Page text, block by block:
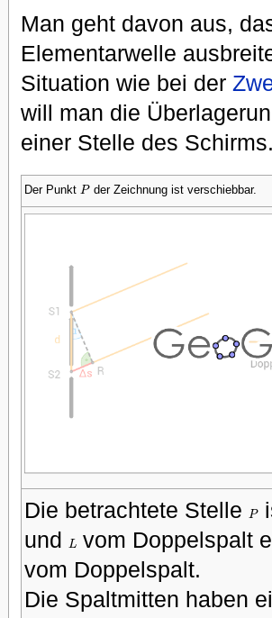
Man geht davon aus,
Elementarwelle
Situation wie bei der
will man die
einer Stelle des
Der Punkt P
P der Zeichnung ist verschiebbar.
Die betrachtete Stelle P
P
und
L
Lvom Doppelspalt
vom Doppelspalt.
Die Spaltmitten haben